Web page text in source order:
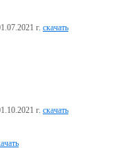
г. скачать
г. скачать